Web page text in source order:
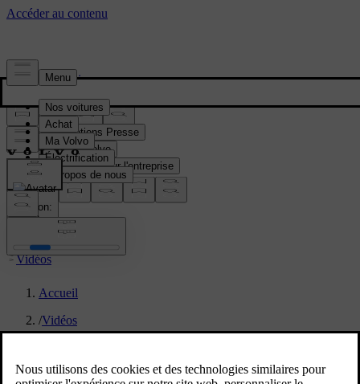
Presse & Médias
Informations Presse
Gamme Volvo
Informations sur l'entreprise
Contacts médias
location:
FR
Vidéos
Accueil
/Vidéos